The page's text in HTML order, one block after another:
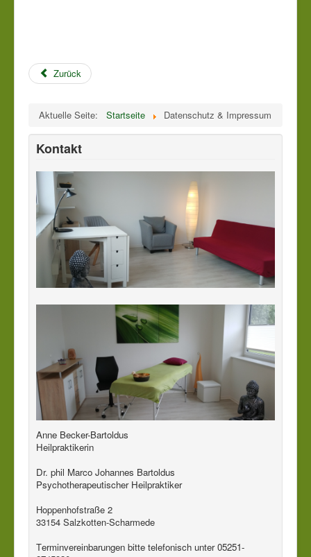
Zurück
Aktuelle Seite: Startseite Datenschutz & Impressum
Kontakt
Anne Becker-Bartoldus
Heilpraktikerin
Dr. phil Marco Johannes Bartoldus
Psychotherapeutischer Heilpraktiker
Hoppenhofstraße 2
33154 Salzkotten-Scharmede
Terminvereinbarungen bitte telefonisch unter 05251-